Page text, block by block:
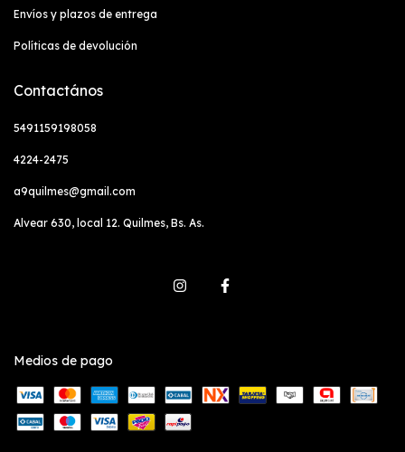
Envíos y plazos de entrega
Políticas de devolución
Contactános
5491159198058
4224-2475
a9quilmes@gmail.com
Alvear 630, local 12. Quilmes, Bs. As.
Medios de pago